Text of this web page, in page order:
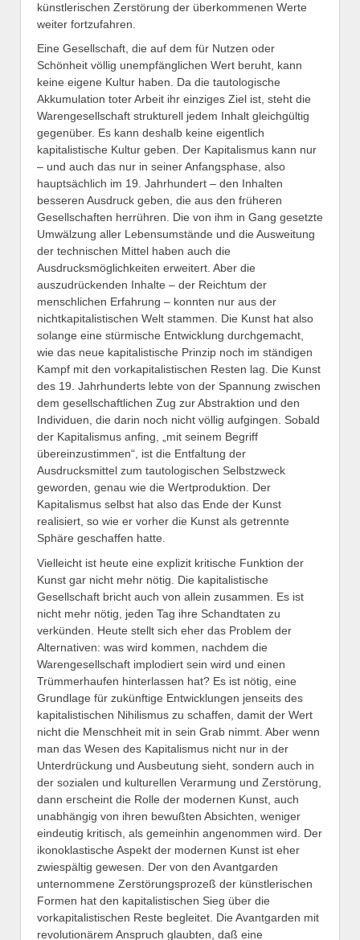
künstlerischen Zerstörung der überkommenen Werte
weiter fortzufahren.
Eine Gesellschaft, die auf dem für Nutzen oder
Schönheit völlig unempfänglichen Wert beruht, kann
keine eigene Kultur haben. Da die tautologische
Akkumulation toter Arbeit ihr einziges Ziel ist, steht die
Warengesellschaft strukturell jedem Inhalt gleichgültig
gegenüber. Es kann deshalb keine eigentlich
kapitalistische Kultur geben. Der Kapitalismus kann nur
– und auch das nur in seiner Anfangsphase, also
hauptsächlich im 19. Jahrhundert – den Inhalten
besseren Ausdruck geben, die aus den früheren
Gesellschaften herrühren. Die von ihm in Gang gesetzte
Umwälzung aller Lebensumstände und die Ausweitung
der technischen Mittel haben auch die
Ausdrucksmöglichkeiten erweitert. Aber die
auszudrückenden Inhalte – der Reichtum der
menschlichen Erfahrung – konnten nur aus der
nichtkapitalistischen Welt stammen. Die Kunst hat also
solange eine stürmische Entwicklung durchgemacht,
wie das neue kapitalistische Prinzip noch im ständigen
Kampf mit den vorkapitalistischen Resten lag. Die Kunst
des 19. Jahrhunderts lebte von der Spannung zwischen
dem gesellschaftlichen Zug zur Abstraktion und den
Individuen, die darin noch nicht völlig aufgingen. Sobald
der Kapitalismus anfing, „mit seinem Begriff
übereinzustimmen“, ist die Entfaltung der
Ausdrucksmittel zum tautologischen Selbstzweck
geworden, genau wie die Wertproduktion. Der
Kapitalismus selbst hat also das Ende der Kunst
realisiert, so wie er vorher die Kunst als getrennte
Sphäre geschaffen hatte.
Vielleicht ist heute eine explizit kritische Funktion der
Kunst gar nicht mehr nötig. Die kapitalistische
Gesellschaft bricht auch von allein zusammen. Es ist
nicht mehr nötig, jeden Tag ihre Schandtaten zu
verkünden. Heute stellt sich eher das Problem der
Alternativen: was wird kommen, nachdem die
Warengesellschaft implodiert sein wird und einen
Trümmerhaufen hinterlassen hat? Es ist nötig, eine
Grundlage für zukünftige Entwicklungen jenseits des
kapitalistischen Nihilismus zu schaffen, damit der Wert
nicht die Menschheit mit in sein Grab nimmt. Aber wenn
man das Wesen des Kapitalismus nicht nur in der
Unterdrückung und Ausbeutung sieht, sondern auch in
der sozialen und kulturellen Verarmung und Zerstörung,
dann erscheint die Rolle der modernen Kunst, auch
unabhängig von ihren bewußten Absichten, weniger
eindeutig kritisch, als gemeinhin angenommen wird. Der
ikonoklastische Aspekt der modernen Kunst ist eher
zwiespältig gewesen. Der von den Avantgarden
unternommene Zerstörungsprozeß der künstlerischen
Formen hat den kapitalistischen Sieg über die
vorkapitalistischen Reste begleitet. Die Avantgarden mit
revolutionärem Anspruch glaubten, daß eine